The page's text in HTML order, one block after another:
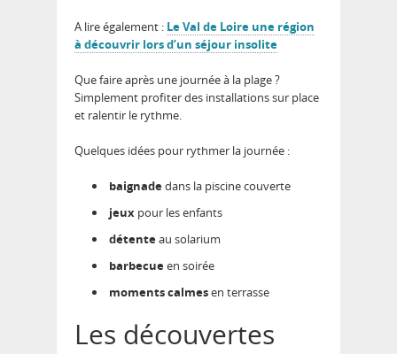
A lire également : Le Val de Loire une région
à découvrir lors d’un séjour insolite
Que faire après une journée à la plage ?
Simplement profiter des installations sur place
et ralentir le rythme.
Quelques idées pour rythmer la journée :
baignadedans la piscine couverte
jeux pour les enfants
détenteau solarium
barbecueen soirée
moments calmesen terrasse
Les découvertes